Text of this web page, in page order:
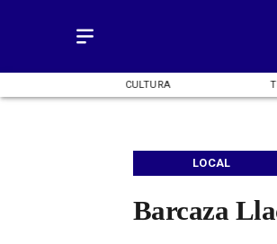
CULTURA
Barcaza
LOCAL